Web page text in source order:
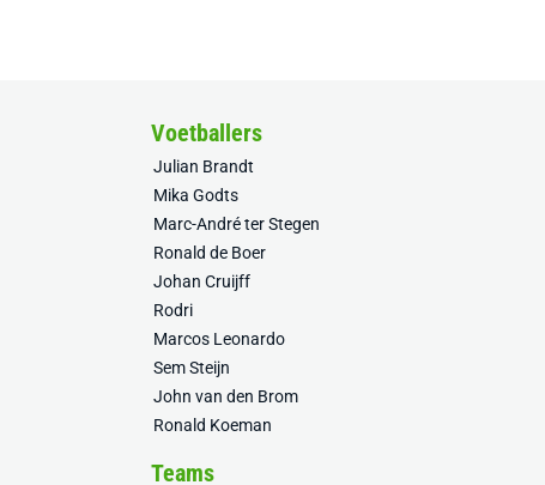
Voetballers
Julian Brandt
Mika Godts
Marc-André ter Stegen
Ronald de Boer
Johan Cruijff
Rodri
Marcos Leonardo
Sem Steijn
John van den Brom
Ronald Koeman
Teams